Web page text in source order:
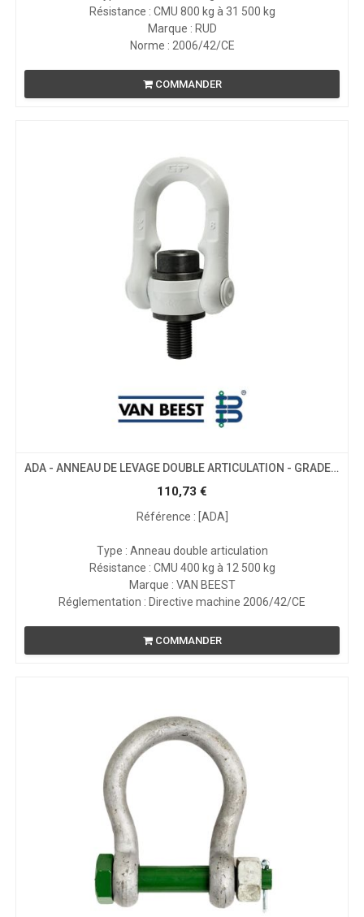
Résistance : CMU 800 kg à 31 500 kg
Marque : RUD
Norme : 2006/42/CE
COMMANDER
ADA - ANNEAU DE LEVAGE DOUBLE ARTICULATION - GRADE 80
110,73 €
Référence : [ADA]
Type : Anneau double articulation
Résistance : CMU 400 kg à 12 500 kg
Marque : VAN BEEST
Réglementation : Directive machine 2006/42/CE
COMMANDER